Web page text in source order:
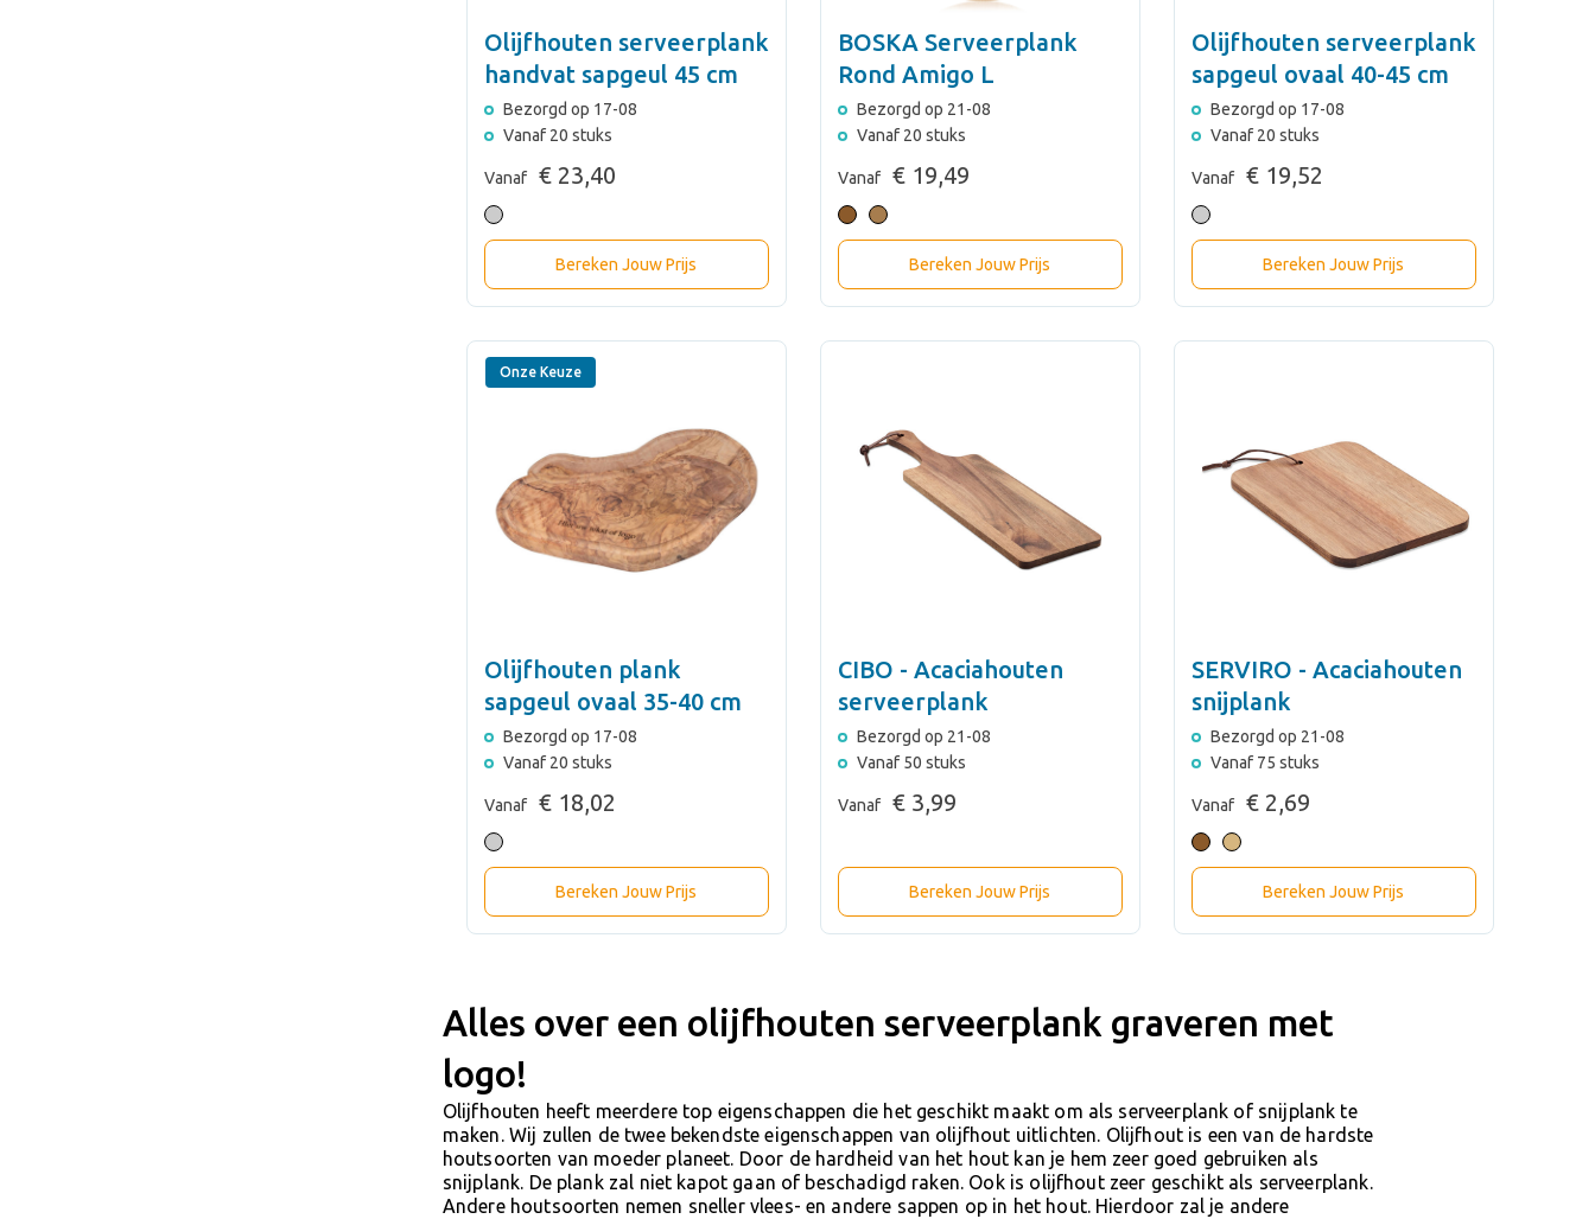
Olijfhouten serveerplank
handvat sapgeul 45 cm
Bezorgd op 17-08
Vanaf 20 stuks
Vanaf € 23,40
Bereken Jouw Prijs
BOSKA Serveerplank
Rond Amigo L
Bezorgd op 21-08
Vanaf 20 stuks
Vanaf € 19,49
Bereken Jouw Prijs
Olijfhouten serveerplank
sapgeul ovaal 40-45 cm
Bezorgd op 17-08
Vanaf 20 stuks
Vanaf € 19,52
Bereken Jouw Prijs
Onze Keuze
Olijfhouten plank
sapgeul ovaal 35-40 cm
Bezorgd op 17-08
Vanaf 20 stuks
Vanaf € 18,02
Bereken Jouw Prijs
CIBO - Acaciahouten
serveerplank
Bezorgd op 21-08
Vanaf 50 stuks
Vanaf € 3,99
Bereken Jouw Prijs
SERVIRO - Acaciahouten
snijplank
Bezorgd op 21-08
Vanaf 75 stuks
Vanaf € 2,69
Bereken Jouw Prijs
Alles over een olijfhouten serveerplank graveren met
logo!
Olijfhouten heeft meerdere top eigenschappen die het geschikt maakt om als serveerplank of snijplank te
maken. Wij zullen de twee bekendste eigenschappen van olijfhout uitlichten. Olijfhout is een van de hardste
houtsoorten van moeder planeet. Door de hardheid van het hout kan je hem zeer goed gebruiken als
snijplank. De plank zal niet kapot gaan of beschadigd raken. Ook is olijfhout zeer geschikt als serveerplank.
Andere houtsoorten nemen sneller vlees- en andere sappen op in het hout. Hierdoor zal je andere